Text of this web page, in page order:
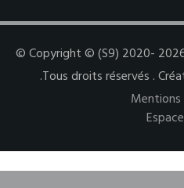
© Copyright © (S9) 2020- 2026
.Tous droits réservés .
Mentions